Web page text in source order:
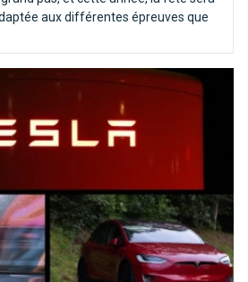
aux différentes épreuves que